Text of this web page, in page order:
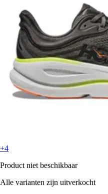
+4
Product niet beschikbaar
Alle varianten zijn uitverkocht